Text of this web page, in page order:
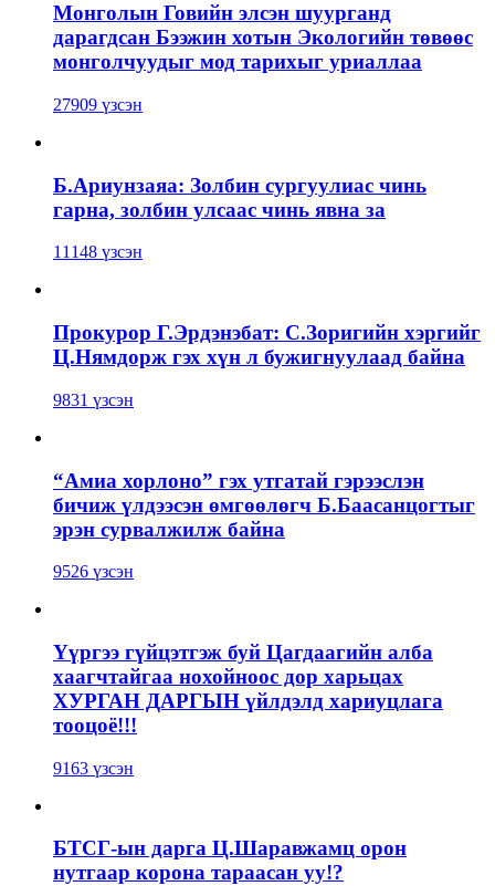
Монголын Говийн элсэн шуурганд
дарагдсан Бээжин хотын Экологийн төвөөс
монголчуудыг мод тарихыг уриаллаа
27909 үзсэн
Б.Ариунзаяа: Золбин сургуулиас чинь
гарна, золбин улсаас чинь явна за
11148 үзсэн
Прокурор Г.Эрдэнэбат: С.Зоригийн хэргийг
Ц.Нямдорж гэх хүн л бужигнуулаад байна
9831 үзсэн
“Амиа хорлоно” гэх утгатай гэрээслэн
бичиж үлдээсэн өмгөөлөгч Б.Баасанцогтыг
эрэн сурвалжилж байна
9526 үзсэн
Үүргээ гүйцэтгэж буй Цагдаагийн алба
хаагчтайгаа нохойноос дор харьцах
ХУРГАН ДАРГЫН үйлдэлд хариуцлага
тооцоё!!!
9163 үзсэн
БТСГ-ын дарга Ц.Шаравжамц орон
нутгаар корона тараасан уу!?